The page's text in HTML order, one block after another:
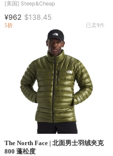
[美国] Steep&Cheap
¥962 $138.45
5折 已卖1件
The North Face | 北面男士羽绒夹克
800 蓬松度